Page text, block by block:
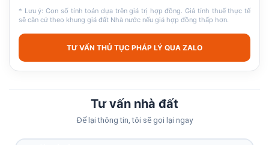
* Lưu ý: Con số tính toán dựa trên giá trị hợp đồng. Giá tính thuế thực tế
sẽ căn cứ theo khung giá đất Nhà nước nếu giá hợp đồng thấp hơn.
TƯ VẤN THỦ TỤC PHÁP LÝ QUA ZALO
Tư vấn nhà đất
Để lại thông tin, tôi sẽ gọi lại ngay